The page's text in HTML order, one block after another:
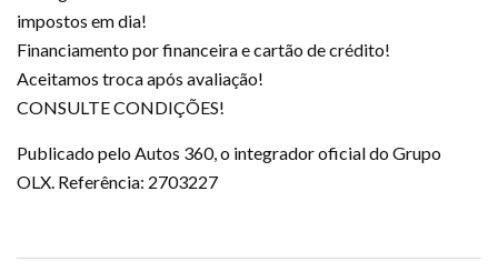
impostos em dia!
Financiamento por financeira e cartão de crédito!
Aceitamos troca após avaliação!
CONSULTE CONDIÇÕES!
Publicado pelo Autos 360, o integrador oficial do Grupo
OLX. Referência: 2703227